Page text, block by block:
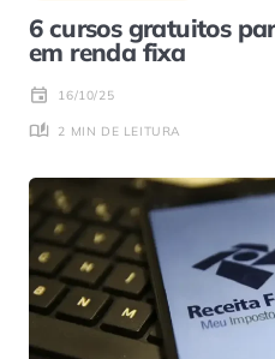
6 cursos gratuitos
em renda fixa
16/10/25
2 MIN DE LEITURA